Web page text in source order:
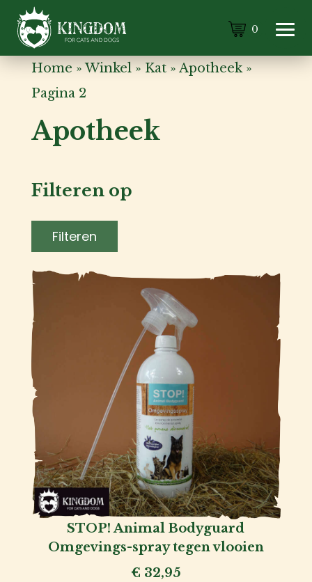
Hond
0
Home »Winkel» Kat» Apotheek»
Pagina 2
Apotheek
Filteren op
Filteren
STOP! Animal Bodyguard
Omgevings-spray tegen vlooien
€ 32,95